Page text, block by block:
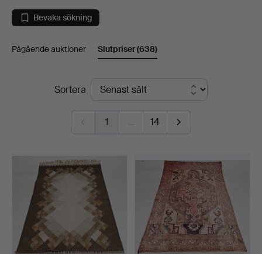
Textil
på
Thörner
Bevaka sökning
Pågående auktioner Slutpriser(638)
SlutpriserSortera
1 … 14